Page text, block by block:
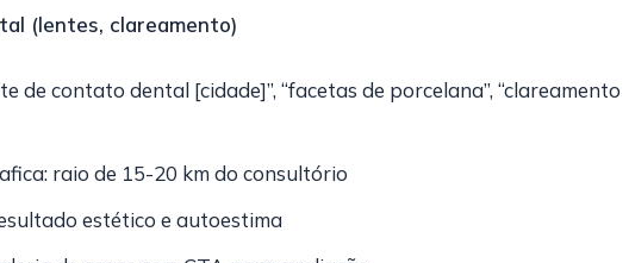
(lentes, clareamento)
de contato dental [cidade]”, “facetas de porcelana”, “clareamento
raio de 15-20 km do consultório
estético e autoestima